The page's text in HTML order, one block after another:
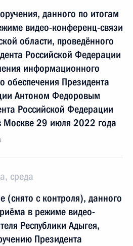
данного по итогам
видео-конференц-связи
области, проведённого
Российской Федерации
информационного
обеспечения Президента
Антоном Федоровым
Российской Федерации
Москве 29 июля 2022 года
среда
(снято с контроля), данного
в режиме видео-
Республики Адыгея,
Президента